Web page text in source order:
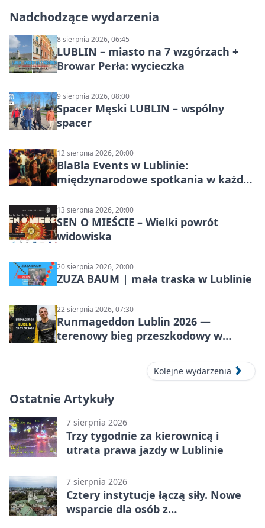
Nadchodzące wydarzenia
8 sierpnia 2026, 06:45
LUBLIN – miasto na 7 wzgórzach +
Browar Perła: wycieczka
9 sierpnia 2026, 08:00
Spacer Męski LUBLIN – wspólny
spacer
12 sierpnia 2026, 20:00
BlaBla Events w Lublinie:
międzynarodowe spotkania w każdą
13 sierpnia 2026, 20:00
SEN O MIEŚCIE – Wielki powrót
widowiska
20 sierpnia 2026, 20:00
ZUZA BAUM | mała traska w Lublinie
22 sierpnia 2026, 07:30
Runmageddon Lublin 2026 —
terenowy bieg przeszkodowy w
Kolejne wydarzenia
Ostatnie Artykuły
7 sierpnia 2026
Trzy tygodnie za kierownicą i
utrata prawa jazdy w Lublinie
7 sierpnia 2026
Cztery instytucje łączą siły. Nowe
wsparcie dla osób z